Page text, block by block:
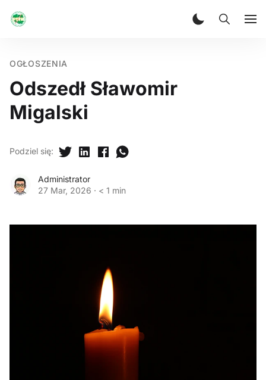
OGŁOSZENIA
Odszedł Sławomir
Migalski
Administrator
27 Mar, 2026 · < 1 min
Podziel się: